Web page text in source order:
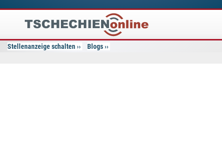
Tschechien
Online
Stellenanzeige schalten Blogs